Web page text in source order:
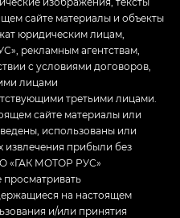
сайте материалы и объекты
юридическим лицам,
рекламным агентствам,
с условиями договоров,
лицами
третьими лицами.
сайте материалы или
использованы или
извлечения прибыли без
«ГАК МОТОР РУС»
на настоящем
и/или принятия